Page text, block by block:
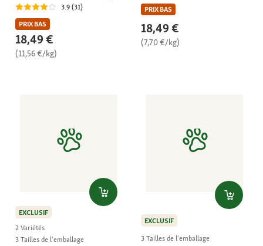
3.9 (31)
PRIX BAS
18,49 €
(11,56 €/kg)
PRIX BAS
18,49 €
(7,70 €/kg)
EXCLUSIF
2 Variétés
3 Tailles de l'emballage
EXCLUSIF
3 Tailles de l'emballage